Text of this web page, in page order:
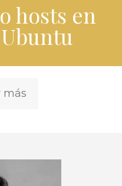
hosts en
más